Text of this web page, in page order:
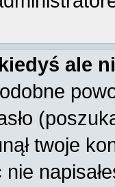
ale
twoje